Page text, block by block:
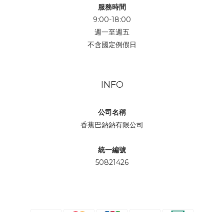
服務時間
9:00-18:00
週一至週五
不含國定例假日
INFO
公司名稱
香蕉巴鈉鈉有限公司
統一編號
50821426